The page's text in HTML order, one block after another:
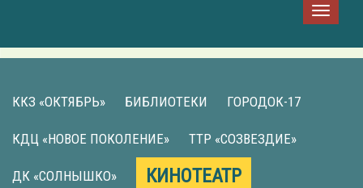
ККЗ «ОКТЯБРЬ» БИБЛИОТЕКИ ГОРОДОК-17
КДЦ «НОВОЕ ПОКОЛЕНИЕ» ТТР «СОЗВЕЗДИЕ»
ДК «СОЛНЫШКО» КИНОТЕАТР